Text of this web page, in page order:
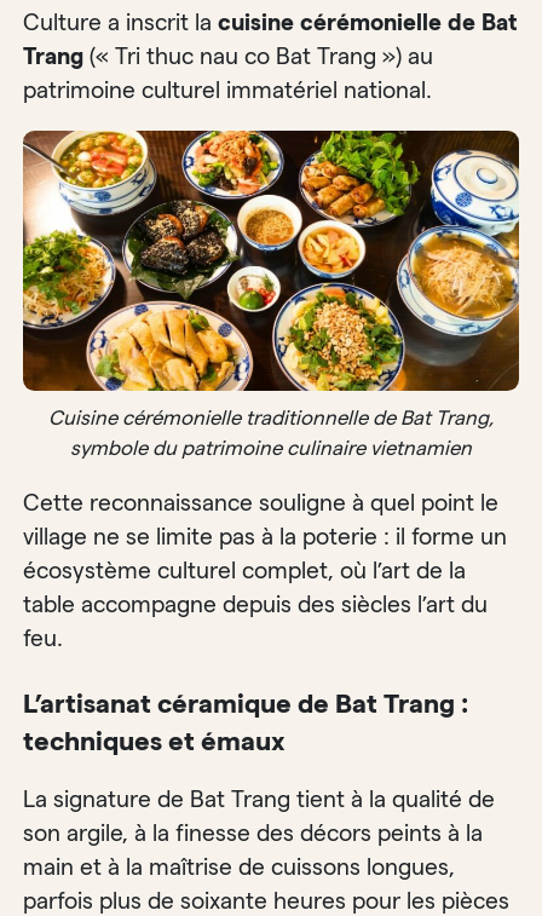
Culture a inscrit lacuisine cérémonielle de Bat
Trang (« Tri thuc nau co Bat Trang ») au
patrimoine culturel immatériel national.
Cuisine cérémonielle traditionnelle de Bat Trang,
symbole du patrimoine culinaire vietnamien
Cette reconnaissance souligne à quel point le
village ne se limite pas à la poterie : il forme un
écosystème culturel complet, où l’art de la
table accompagne depuis des siècles l’art du
feu.
L’artisanat céramique de Bat Trang :
techniques et émaux
La signature de Bat Trang tient à la qualité de
son argile, à la finesse des décors peints à la
main et à la maîtrise de cuissons longues,
parfois plus de soixante heures pour les pièces